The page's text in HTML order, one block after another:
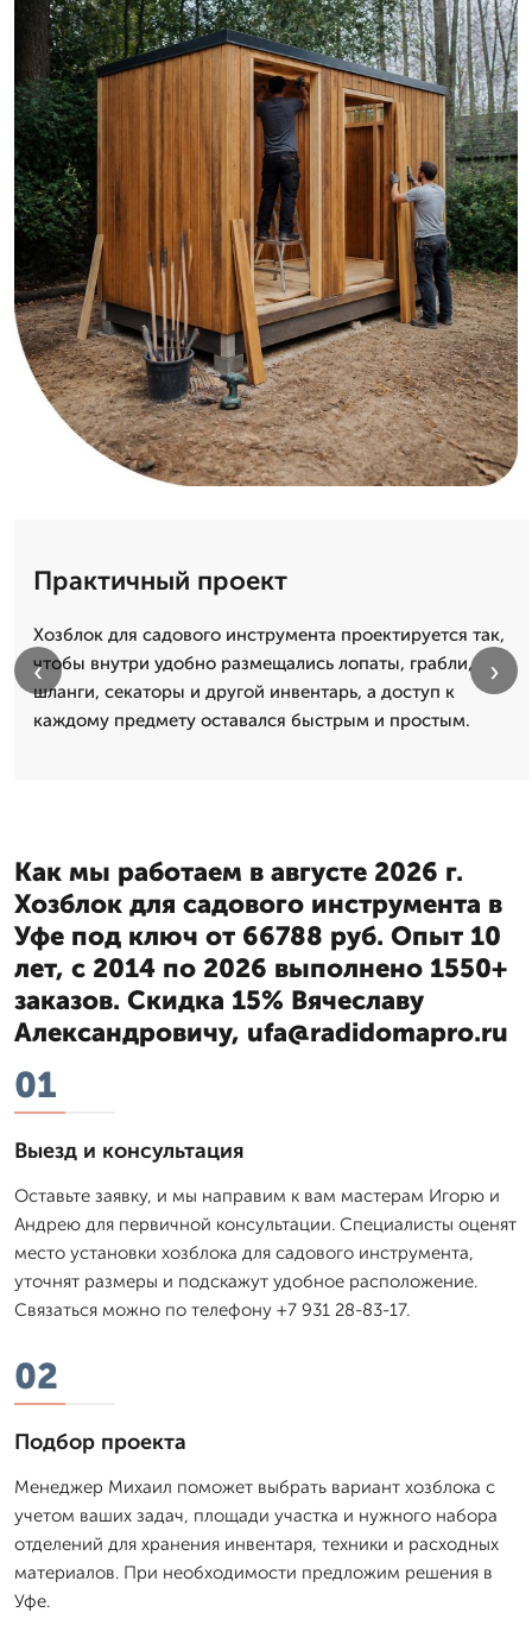
Практичный проект
Хозблок для садового инструмента проектируется так,
чтобы внутри удобно размещались лопаты, грабли,
шланги, секаторы и другой инвентарь, а доступ к
каждому предмету оставался быстрым и простым.
‹ ›
Как мы работаем в августе 2026 г.
Хозблок для садового инструмента в
Уфе под ключ от 66788 руб. Опыт 10
лет, с 2014 по 2026 выполнено 1550+
заказов. Скидка 15% Вячеславу
Александровичу, ufa@radidomapro.ru
01
Выезд и консультация
Оставьте заявку, и мы направим к вам мастерам Игорю и
Андрею для первичной консультации. Специалисты оценят
место установки хозблока для садового инструмента,
уточнят размеры и подскажут удобное расположение.
Связаться можно по телефону +7 931 28-83-17.
02
Подбор проекта
Менеджер Михаил поможет выбрать вариант хозблока с
учетом ваших задач, площади участка и нужного набора
отделений для хранения инвентаря, техники и расходных
материалов. При необходимости предложим решения в
Уфе.